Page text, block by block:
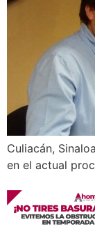
Culiacán,
en el actual